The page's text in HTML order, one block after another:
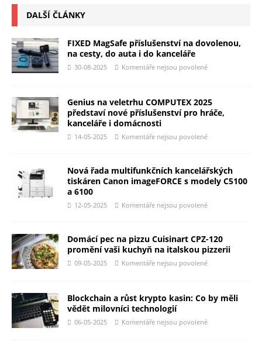
DALŠÍ ČLÁNKY
FIXED MagSafe příslušenství na dovolenou,
na cesty, do auta i do kanceláře
30-08-2025 Komentáře nejsou povolené
Genius na veletrhu COMPUTEX 2025
představí nové příslušenství pro hráče,
kanceláře i domácnosti
14-05-2025 Komentáře nejsou povolené
Nová řada multifunkčních kancelářských
tiskáren Canon imageFORCE s modely C5100
a 6100
12-05-2025 Komentáře nejsou povolené
Domácí pec na pizzu Cuisinart CPZ-120
promění vaši kuchyň na italskou pizzerii
09-05-2025 Komentáře nejsou povolené
Blockchain a růst krypto kasin: Co by měli
vědět milovníci technologií
06-05-2025 Komentáře nejsou povolené